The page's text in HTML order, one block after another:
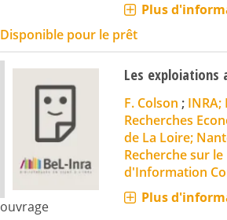
Plus
Disponible pour le prêt
ouvrage
Les exploiations
F. Colson ; INRA;
Recherches
de La Loire;
Recherche sur
d'Information
Plus